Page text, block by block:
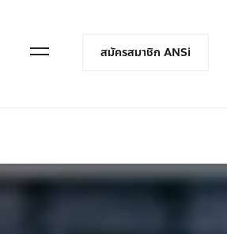
Open Menuสมัครสมาชิก ANSi